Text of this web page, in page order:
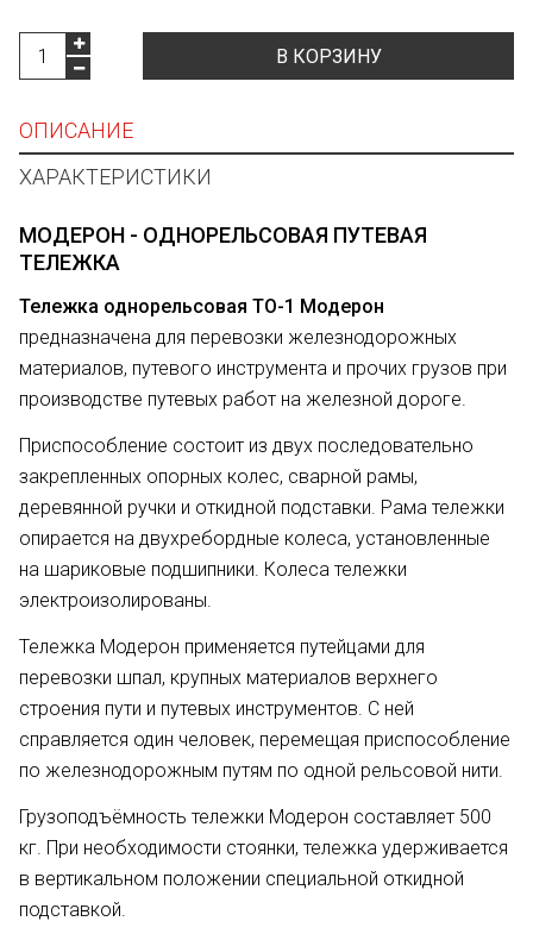
В КОРЗИНУ
ОПИСАНИЕ
ХАРАКТЕРИСТИКИ
МОДЕРОН - ОДНОРЕЛЬСОВАЯ ПУТЕВАЯ
ТЕЛЕЖКА
Тележка однорельсовая ТО-1 Модерон
предназначена для перевозки железнодорожных
материалов, путевого инструмента и прочих грузов при
производстве путевых работ на железной дороге.
Приспособление состоит из двух последовательно
закрепленных опорных колес, сварной рамы,
деревянной ручки и откидной подставки. Рама тележки
опирается на двухребордные колеса, установленные
на шариковые подшипники. Колеса тележки
электроизолированы.
Тележка Модерон применяется путейцами для
перевозки шпал, крупных материалов верхнего
строения пути и путевых инструментов. С ней
справляется один человек, перемещая приспособление
по железнодорожным путям по одной рельсовой нити.
Грузоподъёмность тележки Модерон составляет 500
кг. При необходимости стоянки, тележка удерживается
в вертикальном положении специальной откидной
подставкой.